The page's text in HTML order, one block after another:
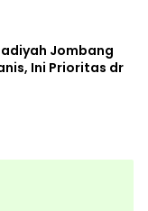
Jombang
Ini Prioritas dr